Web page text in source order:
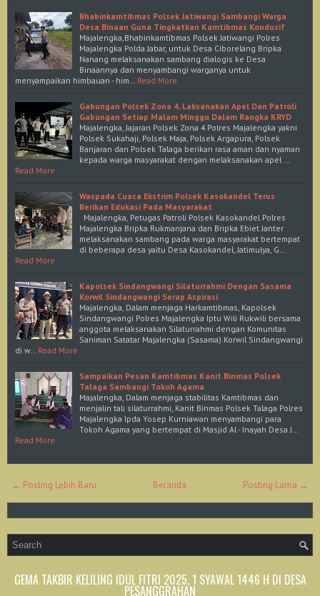
Bhabinkamtibmas Polsek Jatiwangi Sambangi Warga
Desa Binaan Guna Tingkatkan Kamtibmas Kondusif
Majalengka,Bhabinkamtibmas Polsek Jatiwangi Polres
Majalengka Polda Jabar, untuk Desa Ciborelang Bripka
Nanang melaksanakan sambang dialogis ke Desa
Binaannya dan menyambangi warganya untuk
menyampaikan himbauan - him… Read More
Gabungan Polsek Zona 4, Laksanakan Apel Dan Patroli
Gabungan Setiap Malam Minggu Dalam Rangka KRYD
Majalengka, Jajaran Polsek Zona 4 Polres Majalengka yakni
Polsek Sukahaji, Polsek Maja, Polsek Argapura, Polsek
Banjaran dan Polsek Talaga berikan rasa aman dan nyaman
kepada warga masyarakat dengan melaksanakan apel …
Read More
Waspada Cuaca Ekstrim Polsek Kasokandel Terus
Berikan Edukasi Pada Masyarakat
Majalengka, Petugas Patroli Polsek Kasokandel Polres
Majalengka Bripka Rukmanjana dan Bripka Ebiet Janter
melaksanakan sambang pada warga masyarakat bertempat
di beberapa desa yaitu Desa Kasokandel, Jatimulya, G…
Read More
Kapolsek Sindangwangi Silaturrahmi Dengan Sasama
Korwil Sindangwangi Serap Aspirasi
Majalengka, Dalam menjaga Harkamtibmas, Kapolsek
Sindangwangi Polres Majalengka Iptu Wili Rukwili bersama
anggota melaksanakan Silaturrahmi dengan Komunitas
Saniman Satatar Majalengka (Sasama) Korwil Sindangwangi
di w… Read More
Sampaikan Pesan Kamtibmas Kanit Binmas Polsek
Talaga Sambangi Tokoh Agama
Majalengka, Dalam menjaga stabilitas Kamtibmas dan
menjalin tali silaturrahmi, Kanit Binmas Polsek Talaga Polres
Majalengka Ipda Yosep Kurniawan menyambangi para
Tokoh Agama yang bertempat di Masjid Al - Inayah Desa J…
Read More
← Posting Lebih Baru Posting Lama →
Beranda
GEMA TAKBIR KELILING IDUL FITRI 2025, 1 SYAWAL 1446 H DI DESA
PESANGGRAHAN